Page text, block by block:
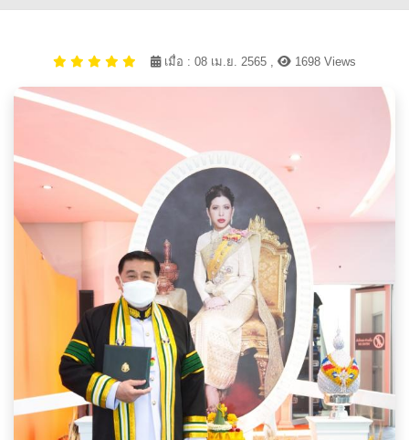
เมื่อ : 08 เม.ย. 2565 , 1698 Views